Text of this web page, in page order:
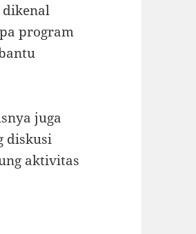
dikenal
program
juga
diskusi
aktivitas